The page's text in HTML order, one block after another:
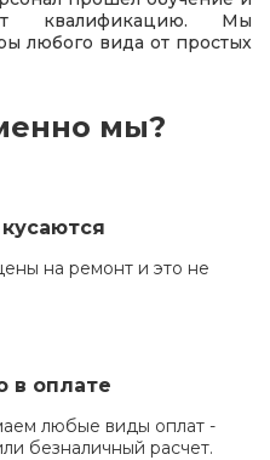
квалификацию. Мы
любого вида от простых
мы?
на ремонт и это не
в оплате
любые виды оплат -
безналичный расчет.